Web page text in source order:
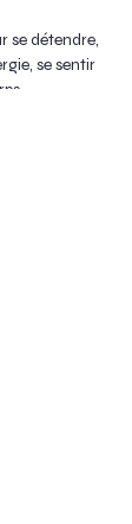
se détendre,
se sentir